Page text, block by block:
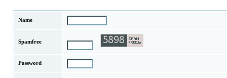
Name
Spamfree
Password